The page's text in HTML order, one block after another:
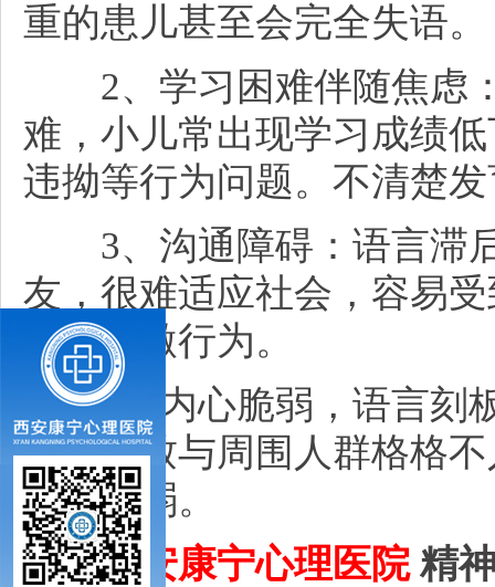
重的患儿甚至会完全失语。
2、学习困难伴随焦虑
难，小儿常出现学习成绩
违拗等行为问题。不清楚
3、沟通障碍：语言滞
友，很难适应社会，容易
会的过激行为。
4、内心脆弱，语言刻
言，导致与周围人群格格
极其脆弱。
西安康宁心理医院精